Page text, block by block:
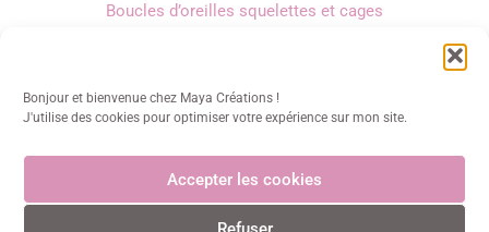
Bonjour et bienvenue chez Maya Créations !
J'utilise des cookies pour optimiser votre expérience sur mon site.
Accepter les cookies
Boucles d’oreilles squelettes et cages
Maya Créations